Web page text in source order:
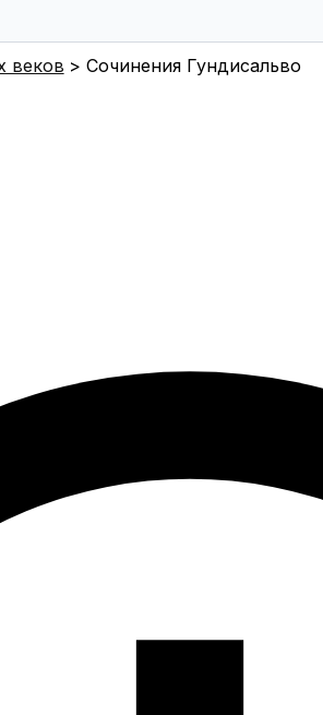
веков Сочинения Гундисальво